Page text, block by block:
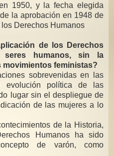
1950, y la fecha elegida
la aprobación en 1948 de
Derechos Humanos
de los Derechos
humanos, sin la
movimientos feministas?
sobrevenidas en las
evolución política de las
lugar sin el despliegue de
de las mujeres a lo
de la Historia,
Humanos ha sido
de varón, como